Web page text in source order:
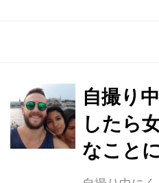
自撮り
したら
なこと